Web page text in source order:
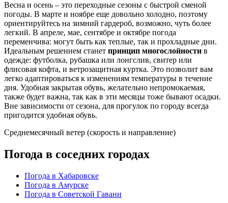
Весна и осень – это переходные сезоны с быстрой сменой
погоды. В марте и ноябре еще довольно холодно, поэтому
ориентируйтесь на зимний гардероб, возможно, чуть более
легкий. В апреле, мае, сентябре и октябре погода
переменчива: могут быть как теплые, так и прохладные дни.
Идеальным решением станет принцип многослойности в
одежде: футболка, рубашка или лонгслив, свитер или
флисовая кофта, и ветрозащитная куртка. Это позволит вам
легко адаптироваться к изменениям температуры в течение
дня. Удобная закрытая обувь, желательно непромокаемая,
также будет важна, так как в эти месяцы тоже бывают осадки.
Вне зависимости от сезона, для прогулок по городу всегда
пригодится удобная обувь.
Среднемесячный ветер (скорость и направление)
Погода в соседних городах
Погода в Хабаровске
Погода в Амурске
Погода в Советской Гавани